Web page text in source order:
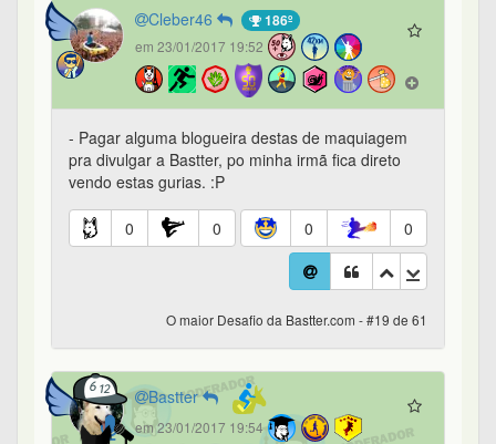
Cleber46 186º
em 23/01/2017 19:52
- Pagar alguma blogueira destas de maquiagem
pra divulgar a Bastter, po minha irmã fica direto
vendo estas gurias. :P
0 0 0 0
O maior Desafio da Bastter.com - #19 de 61
Bastter
em 23/01/2017 19:54